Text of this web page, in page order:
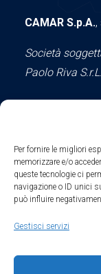
Per fornire le migliori
memorizzare e/o
queste tecnologie ci
navigazione o ID unici
può influire
Gestisci servizi
CAMAR S.p.A.
Società
Paolo Riva